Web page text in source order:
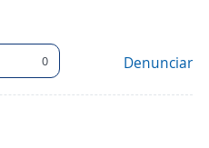
0 Denunciar